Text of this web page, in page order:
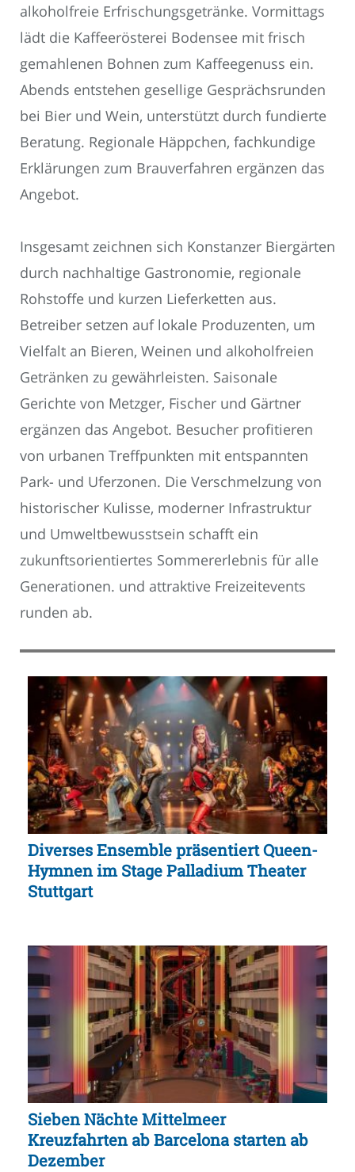
alkoholfreie Erfrischungsgetränke. Vormittags
lädt die Kaffeerösterei Bodensee mit frisch
gemahlenen Bohnen zum Kaffeegenuss ein.
Abends entstehen gesellige Gesprächsrunden
bei Bier und Wein, unterstützt durch fundierte
Beratung. Regionale Häppchen, fachkundige
Erklärungen zum Brauverfahren ergänzen das
Angebot.
Insgesamt zeichnen sich Konstanzer Biergärten
durch nachhaltige Gastronomie, regionale
Rohstoffe und kurzen Lieferketten aus.
Betreiber setzen auf lokale Produzenten, um
Vielfalt an Bieren, Weinen und alkoholfreien
Getränken zu gewährleisten. Saisonale
Gerichte von Metzger, Fischer und Gärtner
ergänzen das Angebot. Besucher profitieren
von urbanen Treffpunkten mit entspannten
Park- und Uferzonen. Die Verschmelzung von
historischer Kulisse, moderner Infrastruktur
und Umweltbewusstsein schafft ein
zukunftsorientiertes Sommererlebnis für alle
Generationen. und attraktive Freizeitevents
runden ab.
Diverses Ensemble präsentiert Queen-
Hymnen im Stage Palladium Theater
Stuttgart
Sieben Nächte Mittelmeer
Kreuzfahrten ab Barcelona starten ab
Dezember